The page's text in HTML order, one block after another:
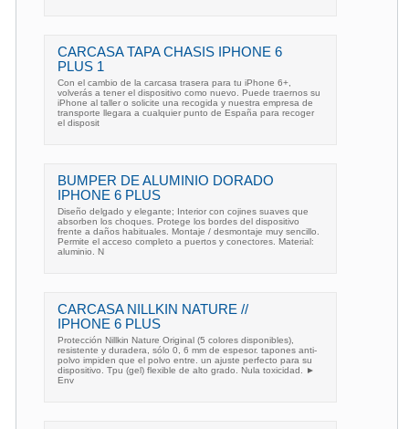
CARCASA TAPA CHASIS IPHONE 6
PLUS 1
Con el cambio de la carcasa trasera para tu iPhone 6+,
volverás a tener el dispositivo como nuevo. Puede traernos su
iPhone al taller o solicite una recogida y nuestra empresa de
transporte llegara a cualquier punto de España para recoger
el disposit
BUMPER DE ALUMINIO DORADO
IPHONE 6 PLUS
Diseño delgado y elegante; Interior con cojines suaves que
absorben los choques. Protege los bordes del dispositivo
frente a daños habituales. Montaje / desmontaje muy sencillo.
Permite el acceso completo a puertos y conectores. Material:
aluminio. N
CARCASA NILLKIN NATURE //
IPHONE 6 PLUS
Protección Nillkin Nature Original (5 colores disponibles),
resistente y duradera, sólo 0, 6 mm de espesor. tapones anti-
polvo impiden que el polvo entre. un ajuste perfecto para su
dispositivo. Tpu (gel) flexible de alto grado. Nula toxicidad. ►
Env